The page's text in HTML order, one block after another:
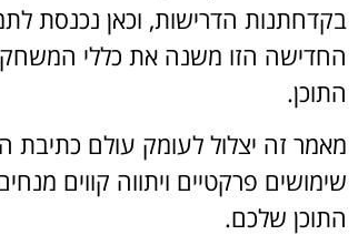
בקדחתנות הדרישות, וכאן נכנסת
החדישה הזו משנה את כללי המשחק,
התוכן.
שימושים פרקטיים ויתווה קווים
התוכן שלכם.